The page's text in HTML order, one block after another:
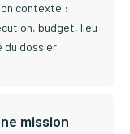
contexte :
budget, lieu
dossier.
mission